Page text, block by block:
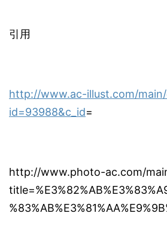
引用
http://www.ac-illust.com/
id=93988&c_id=
http://www.photo-ac.com/